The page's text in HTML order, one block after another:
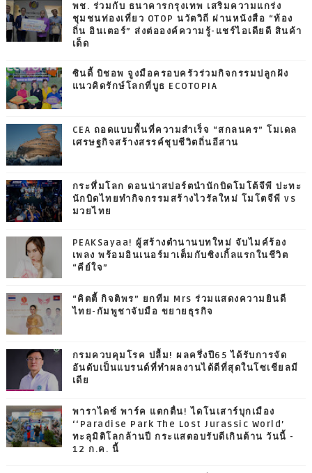
พช. ร่วมกับ ธนาคารกรุงเทพ เสริมความแกร่ง
ชุมชนท่องเที่ยว OTOP นวัตวิถี ผ่านหนังสือ “ท้อง
ถิ่น อินเตอร์” ส่งต่อองค์ความรู้-แชร์ไอเดียดี สินค้า
เด็ด
ซินดี้ บิชอพ จูงมือครอบครัวร่วมกิจกรรมปลูกฝัง
แนวคิดรักษ์โลกที่บูธ ECOTOPIA
CEA ถอดแบบพื้นที่ความสำเร็จ “สกลนคร” โมเดล
เศรษฐกิจสร้างสรรค์ชุบชีวิตถิ่นอีสาน
กระหึ่มโลก ดอนน่าสปอร์ตนำนักบิดโมโต้จีพี ปะทะ
นักบิดไทยทำกิจกรรมสร้างไวรัลใหม่ โมโตจีพี vs
มวยไทย
PEAKSayaa! ผู้สร้างตำนานบทใหม่ จับไมค์ร้อง
เพลง พร้อมอินเนอร์มาเต็มกับซิงเกิ้ลแรกในชีวิต
“คีย์ใจ”
“คิตตี้ กิจติพร” ยกทีม Mrs ร่วมแสดงความยินดี
ไทย-กัมพูชาจับมือ ขยายธุรกิจ
กรมควบคุมโรค ปลื้ม! ผลครึ่งปี65 ได้รับการจัด
อันดับเป็นแบรนด์ที่ทำผลงานได้ดีที่สุดในโซเชียลมี
เดีย
พาราไดซ์ พาร์ค แตกตื่น! ไดโนเสาร์บุกเมือง
‘‘Paradise Park The Lost Jurassic World’
ทะลุมิติโลกล้านปี กระแสตอบรับดีเกินต้าน วันนี้ -
12 ก.ค. นี้